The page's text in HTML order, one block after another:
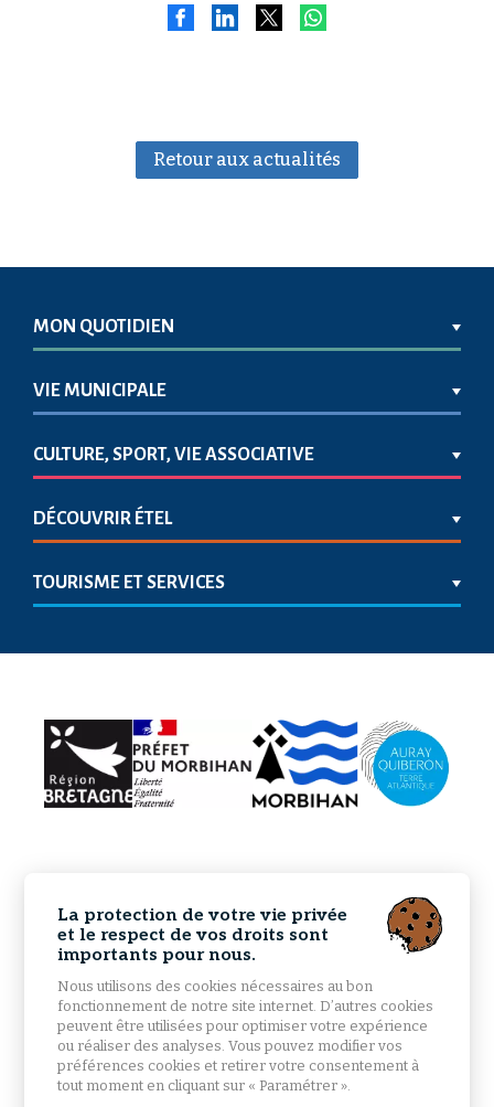
Retour aux actualités
MON QUOTIDIEN
VIE MUNICIPALE
CULTURE, SPORT, VIE ASSOCIATIVE
DÉCOUVRIR ÉTEL
TOURISME ET SERVICES
La protection de votre vie privée
et le respect de vos droits sont
importants pour nous.
Nous utilisons des cookies nécessaires au bon
fonctionnement de notre site internet. D’autres cookies
peuvent être utilisées pour optimiser votre expérience
ou réaliser des analyses. Vous pouvez modifier vos
préférences cookies et retirer votre consentement à
tout moment en cliquant sur « Paramétrer ».